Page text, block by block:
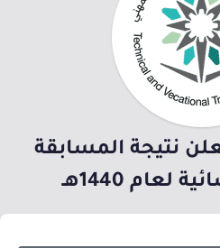
نتيجة المسابقة
لعام 1440هـ